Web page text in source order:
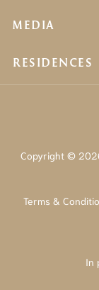
MEDIA
RESIDENCES
Copyright ©
Terms &
In